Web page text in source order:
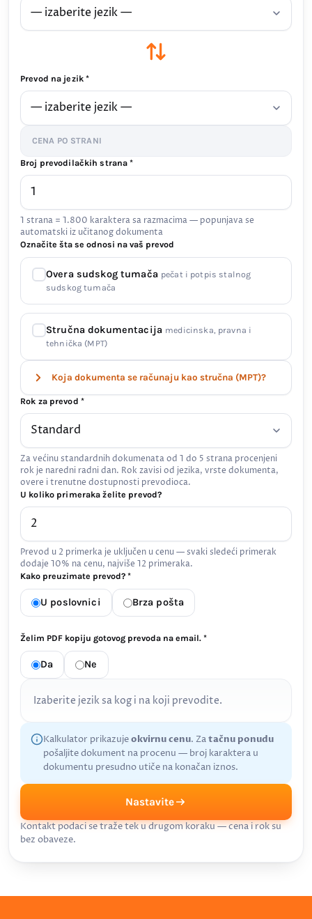
Prevod na jezik *
CENA PO STRANI
Broj prevodilačkih strana *
1 strana = 1.800 karaktera sa razmacima — popunjava se
automatski iz učitanog dokumenta
Označite šta se odnosi na vaš prevod
Overa sudskog tumača pečat i potpis stalnog
sudskog tumača
Stručna dokumentacija medicinska, pravna i
tehnička (MPT)
Koja dokumenta se računaju kao stručna (MPT)?
Rok za prevod *
Za većinu standardnih dokumenata od 1 do 5 strana procenjeni
rok je naredni radni dan. Rok zavisi od jezika, vrste dokumenta,
overe i trenutne dostupnosti prevodioca.
U koliko primeraka želite prevod?
Prevod u 2 primerka je uključen u cenu — svaki sledeći primerak
dodaje 10% na cenu, najviše 12 primeraka.
Kako preuzimate prevod? *
U poslovnici Brza pošta
Želim PDF kopiju gotovog prevoda na email. *
Da Ne
Izaberite jezik sa kog i na koji prevodite.
Kalkulator prikazujeokvirnu cenu. Zatačnu ponudu
pošaljite dokument na procenu — broj karaktera u
dokumentu presudno utiče na konačan iznos.
Nastavite
Kontakt podaci se traže tek u drugom koraku — cena i rok su
bez obaveze.